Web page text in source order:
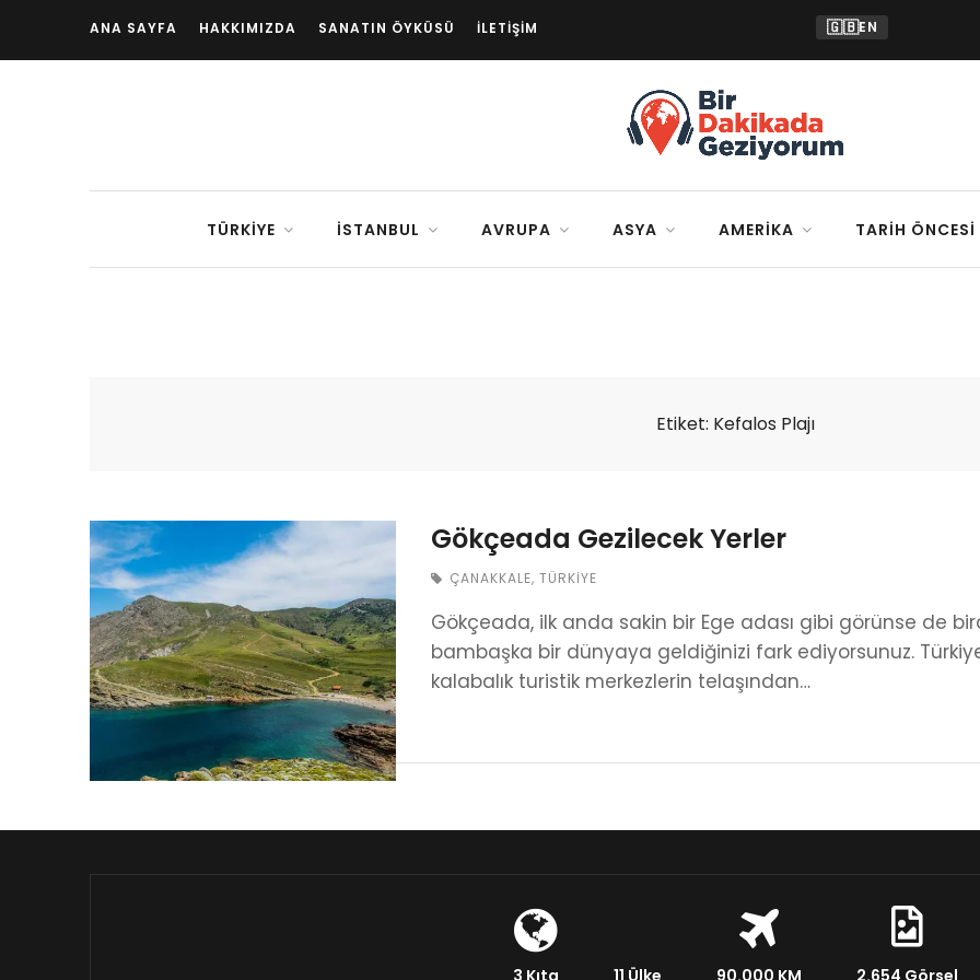
ANA SAYFA HAKKIMIZDA SANATIN ÖYKÜSÜ İLETIŞIM 🇬🇧EN
TÜRKIYE İSTANBUL AVRUPA ASYA AMERIKA TARIH ÖNCESI
Etiket: Kefalos Plajı
Gökçeada Gezilecek Yerler
ÇANAKKALE, TÜRKIYE
Gökçeada, ilk anda sakin bir Ege adası gibi görünse de
bambaşka bir dünyaya geldiğinizi fark ediyorsunuz.
kalabalık turistik merkezlerin telaşından…